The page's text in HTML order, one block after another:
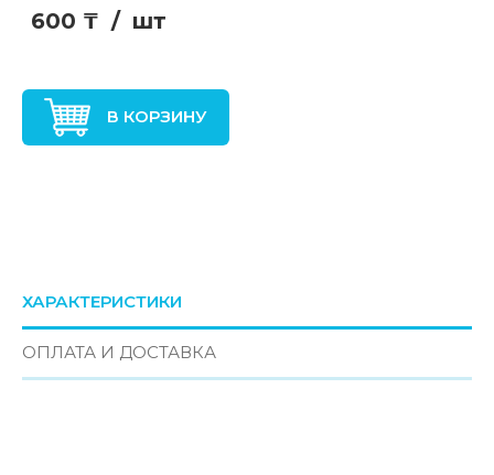
600 ₸ / шт
В КОРЗИНУ
ХАРАКТЕРИСТИКИ
ОПЛАТА И ДОСТАВКА